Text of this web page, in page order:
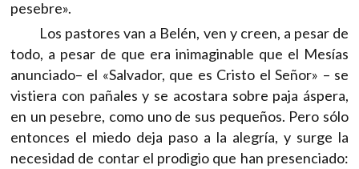
pesebre».
Los pastores van a Belén, ven y creen, a pesar de
todo, a pesar de que era inimaginable que el Mesías
anunciado– el «Salvador, que es Cristo el Señor» – se
vistiera con pañales y se acostara sobre paja áspera,
en un pesebre, como uno de sus pequeños. Pero sólo
entonces el miedo deja paso a la alegría, y surge la
necesidad de contar el prodigio que han presenciado: